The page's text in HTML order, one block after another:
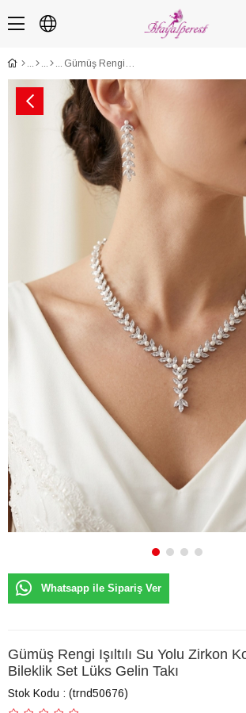
Gümüş Rengi Işıltılı Su Yolu Zirkon Kolye Küpe Bileklik Set Lüks Gelin Takı
Whatsapp ile Sipariş Ver
Gümüş Rengi Işıltılı Su Yolu Zirkon
Bileklik Set Lüks Gelin Takı
Stok Kodu (trnd50676)